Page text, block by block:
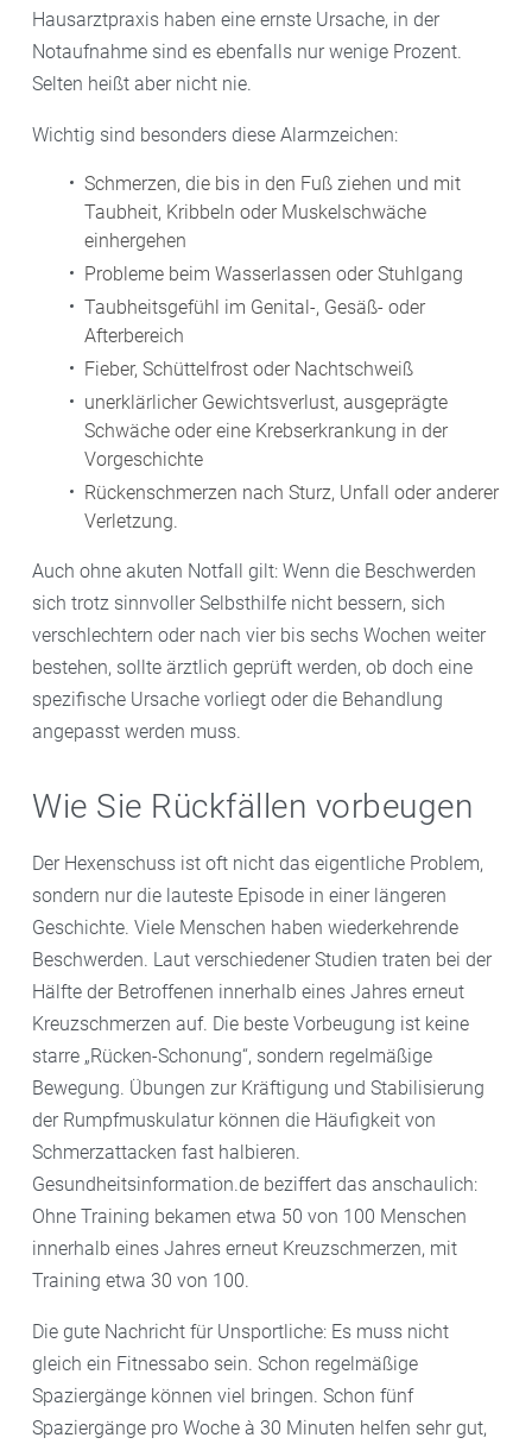
Hausarztpraxis haben eine ernste Ursache, in der
Notaufnahme sind es ebenfalls nur wenige Prozent.
Selten heißt aber nicht nie.
Wichtig sind besonders diese Alarmzeichen:
Schmerzen, die bis in den Fuß ziehen und mit
Taubheit, Kribbeln oder Muskelschwäche
einhergehen
Probleme beim Wasserlassen oder Stuhlgang
Taubheitsgefühl im Genital-, Gesäß- oder
Afterbereich
Fieber, Schüttelfrost oder Nachtschweiß
unerklärlicher Gewichtsverlust, ausgeprägte
Schwäche oder eine Krebserkrankung in der
Vorgeschichte
Rückenschmerzen nach Sturz, Unfall oder anderer
Verletzung.
Auch ohne akuten Notfall gilt: Wenn die Beschwerden
sich trotz sinnvoller Selbsthilfe nicht bessern, sich
verschlechtern oder nach vier bis sechs Wochen weiter
bestehen, sollte ärztlich geprüft werden, ob doch eine
spezifische Ursache vorliegt oder die Behandlung
angepasst werden muss.
Wie Sie Rückfällen vorbeugen
Der Hexenschuss ist oft nicht das eigentliche Problem,
sondern nur die lauteste Episode in einer längeren
Geschichte. Viele Menschen haben wiederkehrende
Beschwerden. Laut verschiedener Studien traten bei der
Hälfte der Betroffenen innerhalb eines Jahres erneut
Kreuzschmerzen auf. Die beste Vorbeugung ist keine
starre „Rücken-Schonung“, sondern regelmäßige
Bewegung. Übungen zur Kräftigung und Stabilisierung
der Rumpfmuskulatur können die Häufigkeit von
Schmerzattacken fast halbieren.
Gesundheitsinformation.de beziffert das anschaulich:
Ohne Training bekamen etwa 50 von 100 Menschen
innerhalb eines Jahres erneut Kreuzschmerzen, mit
Training etwa 30 von 100.
Die gute Nachricht für Unsportliche: Es muss nicht
gleich ein Fitnessabo sein. Schon regelmäßige
Spaziergänge können viel bringen. Schon fünf
Spaziergänge pro Woche à 30 Minuten helfen sehr gut,